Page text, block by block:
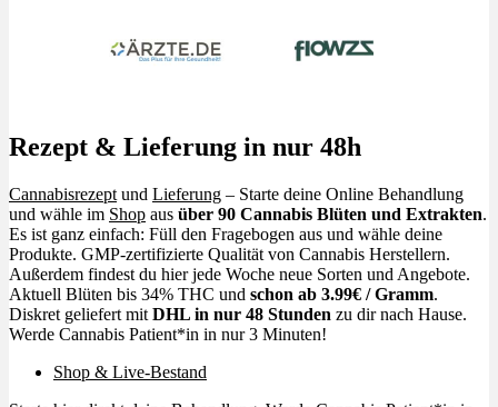
Rezept & Lieferung in nur 48h
Cannabisrezept und Lieferung – Starte deine Online Behandlung
und wähle im Shop aus über 90 Cannabis Blüten und Extrakten.
Es ist ganz einfach: Füll den Fragebogen aus und wähle deine
Produkte. GMP-zertifizierte Qualität von Cannabis Herstellern.
Außerdem findest du hier jede Woche neue Sorten und Angebote.
Aktuell Blüten bis 34% THC und schon ab 3.99€ / Gramm.
Diskret geliefert mit DHL in nur 48 Stunden zu dir nach Hause.
Werde Cannabis Patient*in in nur 3 Minuten!
Shop & Live-Bestand